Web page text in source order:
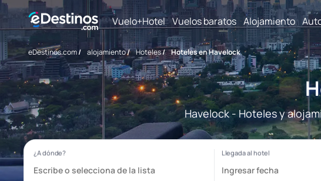
Vuelo+Hotel Vuelos baratos Alojamiento
eDestinos.com/ alojamiento/ Hoteles/ Hoteles en Havelock
Havelock - Hoteles y